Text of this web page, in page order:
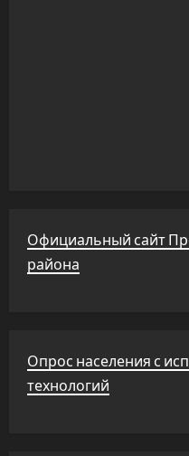
Официальный сайт
района
Опрос населения с
технологий